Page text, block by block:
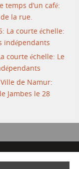
temps d’un café:
la rue.
La courte échelle:
indépendants
courte échelle: Le
Ville de Namur:
Jambes le 28